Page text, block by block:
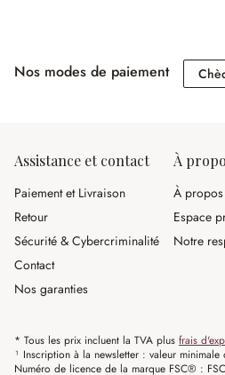
Nos modes de paiement
Assistance et contact
Paiement et Livraison
Retour
Sécurité & Cybercriminalité
Contact
Nos garanties
À
À propos
Espace
Notre
* Tous les prix incluent la TVA plus frais
¹ Inscription à la newsletter : valeur
Numéro de licence de la marque FSC® :